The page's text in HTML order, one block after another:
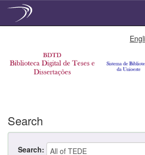
Search
Search: